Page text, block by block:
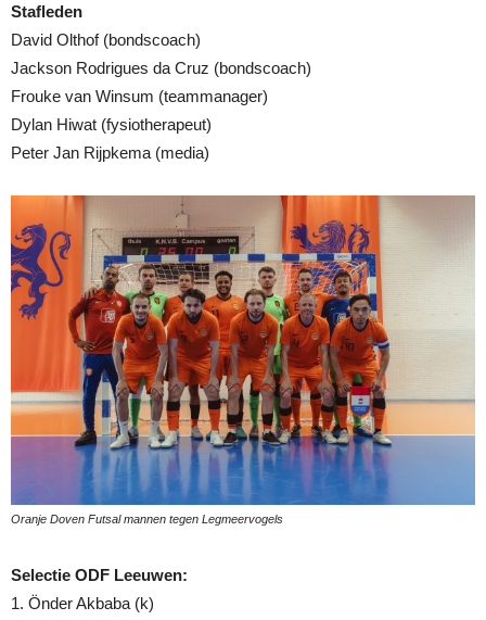
Stafleden
David Olthof (bondscoach)
Jackson Rodrigues da Cruz (bondscoach)
Frouke van Winsum (teammanager)
Dylan Hiwat (fysiotherapeut)
Peter Jan Rijpkema (media)
Oranje Doven Futsal mannen tegen Legmeervogels
Selectie ODF Leeuwen:
1. Önder Akbaba (k)